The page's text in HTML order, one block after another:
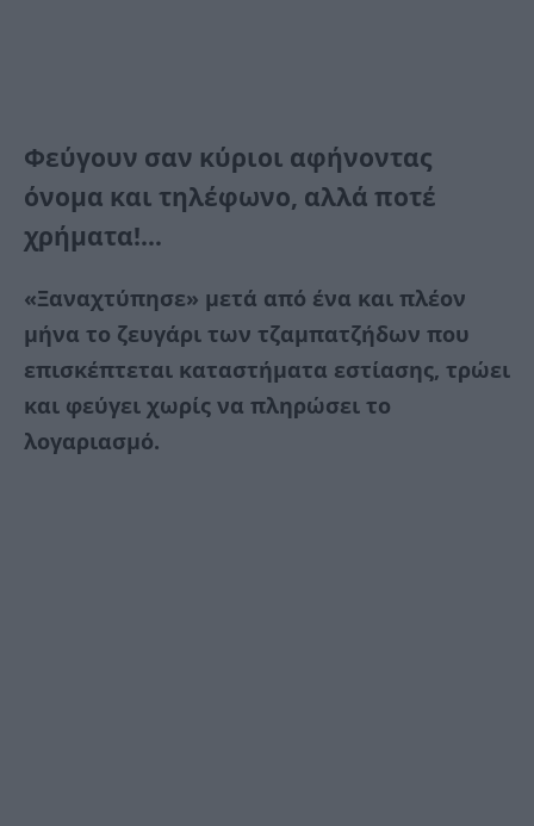
Φεύγουν σαν κύριοι αφήνοντας
όνομα και τηλέφωνο, αλλά ποτέ
χρήματα!…
«Ξαναχτύπησε» μετά από ένα και πλέον
μήνα το ζευγάρι των τζαμπατζήδων που
επισκέπτεται καταστήματα εστίασης, τρώει
και φεύγει χωρίς να πληρώσει το
λογαριασμό.